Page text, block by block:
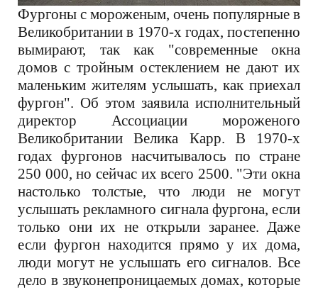
Фургоны с мороженым, очень популярные в
Великобритании в 1970-х годах, постепенно
вымирают, так как "современные окна
домов с тройным остеклением не дают их
маленьким жителям услышать, как приехал
фургон". Об этом заявила исполнительный
директор Ассоциации мороженого
Великобритании Велика Карр. В 1970-х
годах фургонов насчитывалось по стране
250 000, но сейчас их всего 2500. "Эти окна
настолько толстые, что люди не могут
услышать рекламного сигнала фургона, если
только они их не открыли заранее. Даже
если фургон находится прямо у их дома,
люди могут не услышать его сигналов. Все
дело в звуконепроницаемых домах, которые